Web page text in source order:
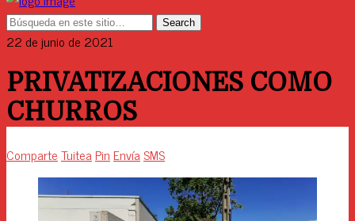
22 de junio de 2021
PRIVATIZACIONES COMO
CHURROS
ComparteTuitea Pin EnvíaSMS